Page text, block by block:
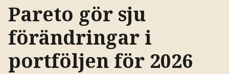
Pareto gör sju
förändringar i
portföljen för 2026